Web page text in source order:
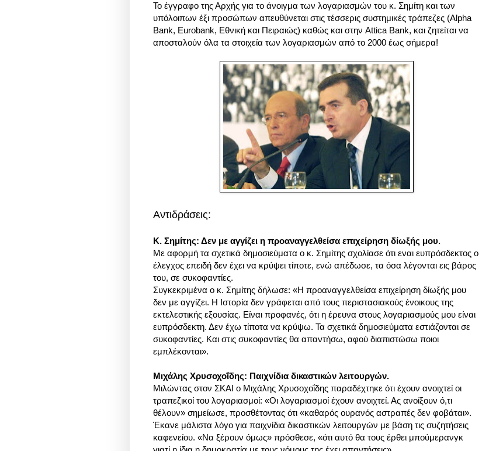
Το έγγραφο της Αρχής για το άνοιγμα των λογαριασμών του κ. Σημίτη και των
υπόλοιπων έξι προσώπων απευθύνεται στις τέσσερις συστημικές τράπεζες (Alpha
Bank, Eurobank, Εθνική και Πειραιώς) καθώς και στην Attica Bank, και ζητείται να
αποσταλούν όλα τα στοιχεία των λογαριασμών από το 2000 έως σήμερα!
Αντιδράσεις:
Κ. Σημίτης: Δεν με αγγίζει η προαναγγελθείσα επιχείρηση δίωξής μου.
Με αφορμή τα σχετικά δημοσιεύματα ο κ. Σημίτης σχολίασε ότι εναι ευπρόσδεκτος ο
έλεγχος επειδή δεν έχει να κρύψει τίποτε, ενώ απέδωσε, τα όσα λέγονται εις βάρος
του, σε συκοφαντίες.
Συγκεκριμένα ο κ. Σημίτης δήλωσε: «Η προαναγγελθείσα επιχείρηση δίωξής μου
δεν με αγγίζει. Η Ιστορία δεν γράφεται από τους περιστασιακούς ένοικους της
εκτελεστικής εξουσίας. Είναι προφανές, ότι η έρευνα στους λογαριασμούς μου είναι
ευπρόσδεκτη. Δεν έχω τίποτα να κρύψω. Τα σχετικά δημοσιεύματα εστιάζονται σε
συκοφαντίες. Και στις συκοφαντίες θα απαντήσω, αφού διαπιστώσω ποιοι
εμπλέκονται».
Μιχάλης Χρυσοχοΐδης: Παιχνίδια δικαστικών λειτουργών.
Μιλώντας στον ΣΚΑΙ ο Μιχάλης Χρυσοχοΐδης παραδέχτηκε ότι έχουν ανοιχτεί οι
τραπεζικοί του λογαριασμοί: «Οι λογαριασμοί έχουν ανοιχτεί. Ας ανοίξουν ό,τι
θέλουν» σημείωσε, προσθέτοντας ότι «καθαρός ουρανός αστραπές δεν φοβάται».
Έκανε μάλιστα λόγο για παιχνίδια δικαστικών λειτουργών με βάση τις συζητήσεις
καφενείου. «Να ξέρουν όμως» πρόσθεσε, «ότι αυτό θα τους έρθει μπούμερανγκ